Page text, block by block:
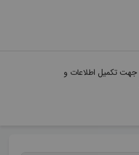
جهت تکمیل اطلاعات و